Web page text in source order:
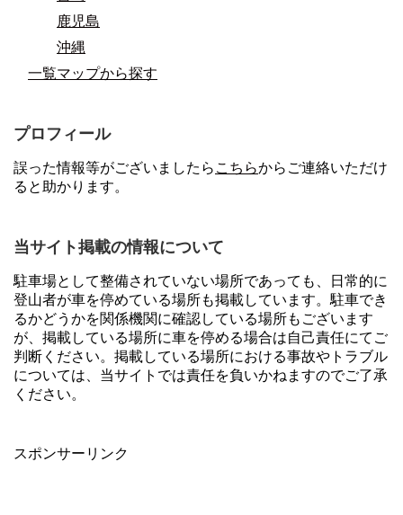
鹿児島
沖縄
一覧マップから探す
プロフィール
誤った情報等がございましたら こちらからご連絡いただけ
ると助かります。
当サイト掲載の情報について
駐車場として整備されていない場所であっても、日常的に
登山者が車を停めている場所も掲載しています。駐車でき
るかどうかを関係機関に確認している場所もございます
が、掲載している場所に車を停める場合は自己責任にてご
判断ください。掲載している場所における事故やトラブル
については、当サイトでは責任を負いかねますのでご了承
ください。
スポンサーリンク